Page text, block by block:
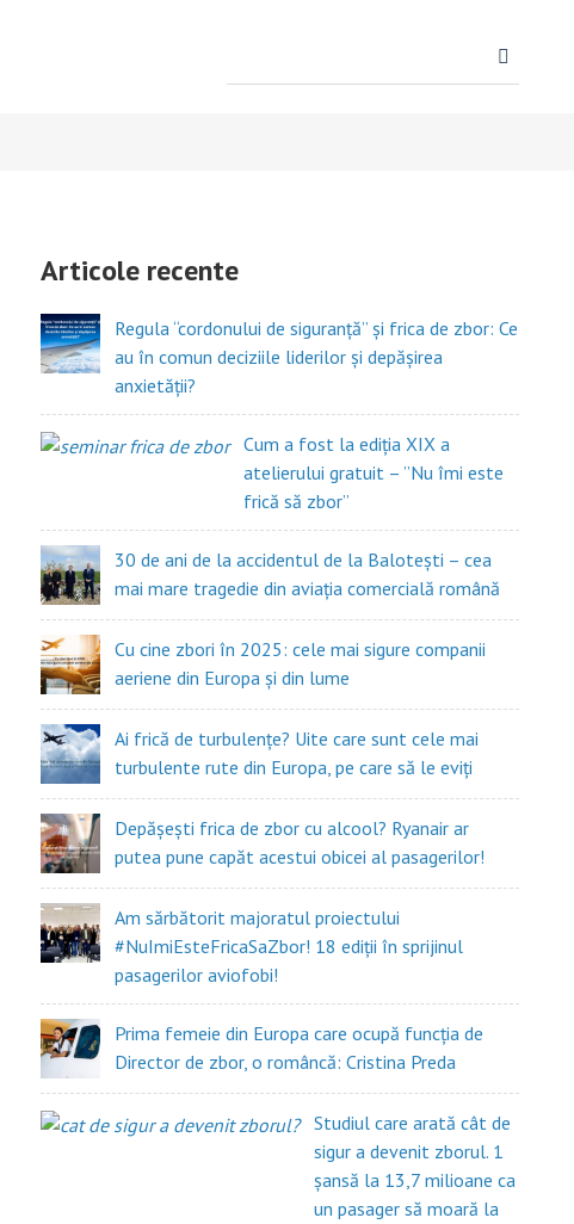
Articole recente
Regula “cordonului de siguranță” și frica de zbor: Ce
au în comun deciziile liderilor și depășirea
anxietății?
Cum a fost la ediția XIX a
atelierului gratuit – ”Nu îmi este
frică să zbor”
30 de ani de la accidentul de la Balotești – cea
mai mare tragedie din aviația comercială română
Cu cine zbori în 2025: cele mai sigure companii
aeriene din Europa și din lume
Ai frică de turbulențe? Uite care sunt cele mai
turbulente rute din Europa, pe care să le eviți
Depășești frica de zbor cu alcool? Ryanair ar
putea pune capăt acestui obicei al pasagerilor!
Am sărbătorit majoratul proiectului
#NuImiEsteFricaSaZbor! 18 ediții în sprijinul
pasagerilor aviofobi!
Prima femeie din Europa care ocupă funcția de
Director de zbor, o româncă: Cristina Preda
Studiul care arată cât de
sigur a devenit zborul. 1
șansă la 13,7 milioane ca
un pasager să moară la